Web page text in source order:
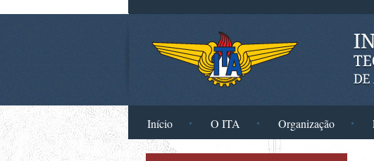
Início O ITA Organização